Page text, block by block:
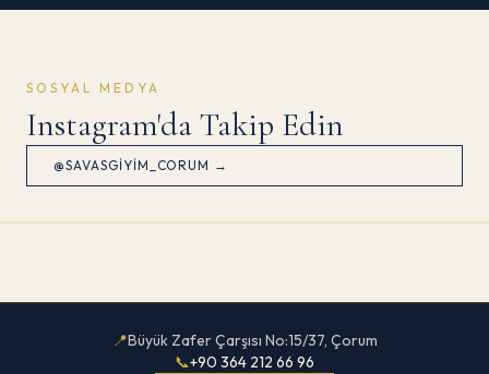
SOSYAL MEDYA
Instagram'da Takip Edin
@SAVASGIYIM_CORUM →
📍Büyük Zafer Çarşısı No:15/37, Çorum
📞+90 364 212 66 96